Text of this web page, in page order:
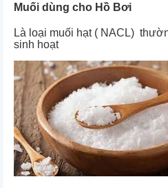
Muối dùng cho Hồ Bơi
Là loại muối hạt ( NACL)
sinh hoạt